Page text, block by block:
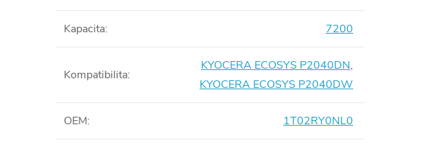
Kapacita: 7200
Kompatibilita:
KYOCERA ECOSYS P2040DN,
KYOCERA ECOSYS P2040DW
OEM: 1T02RY0NL0